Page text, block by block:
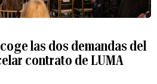
las dos demandas del
contrato de LUMA